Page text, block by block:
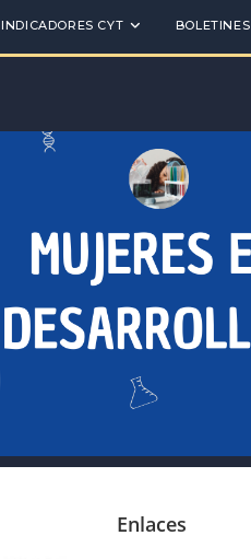
INDICADORES CYT BOLETINES
Enlaces